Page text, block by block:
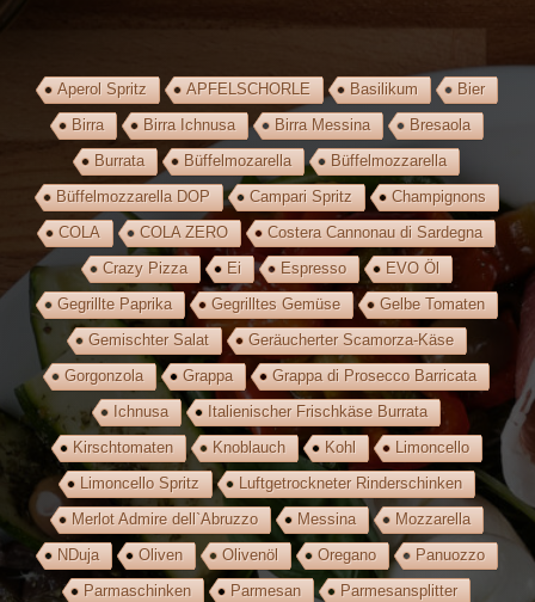
Aperol Spritz APFELSCHORLE Basilikum
Bier
Birra
Birra Ichnusa Birra Messina
Bresaola
Burrata
Büffelmozarella
Büffelmozzarella
Büffelmozzarella DOP
Campari Spritz
Champignons
COLA
COLA ZERO
Costera Cannonau di Sardegna
Crazy Pizza
Ei Espresso
EVO Öl
Gegrillte Paprika
Gegrilltes Gemüse
Gelbe Tomaten
Gemischter Salat
Geräucherter Scamorza-Käse
Gorgonzola
Grappa
Grappa di Prosecco Barricata
Ichnusa
Italienischer Frischkäse Burrata
Kirschtomaten
Knoblauch Kohl
Limoncello
Limoncello Spritz
Luftgetrockneter Rinderschinken
Merlot Admire dell`Abruzzo
Messina
Mozzarella
NDuja
Oliven Olivenöl Oregano
Panuozzo
Parmaschinken
Parmesan
Parmesansplitter